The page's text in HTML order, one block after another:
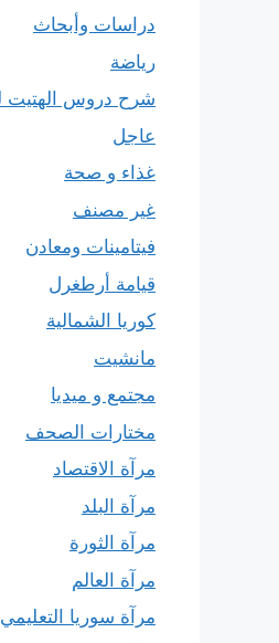
دراسات وأبحاث
رياضة
شرح دروس الهتيت
عاجل
غذاء و صحة
غير مصنف
فيتامينات ومعادن
قيامة أرطغرل
كوريا الشمالية
مانشيت
مجتمع و ميديا
مختارات الصحف
مرآة الاقتصاد
مرآة البلد
مرآة الثورة
مرآة العالم
مرآة سوريا التعليمي